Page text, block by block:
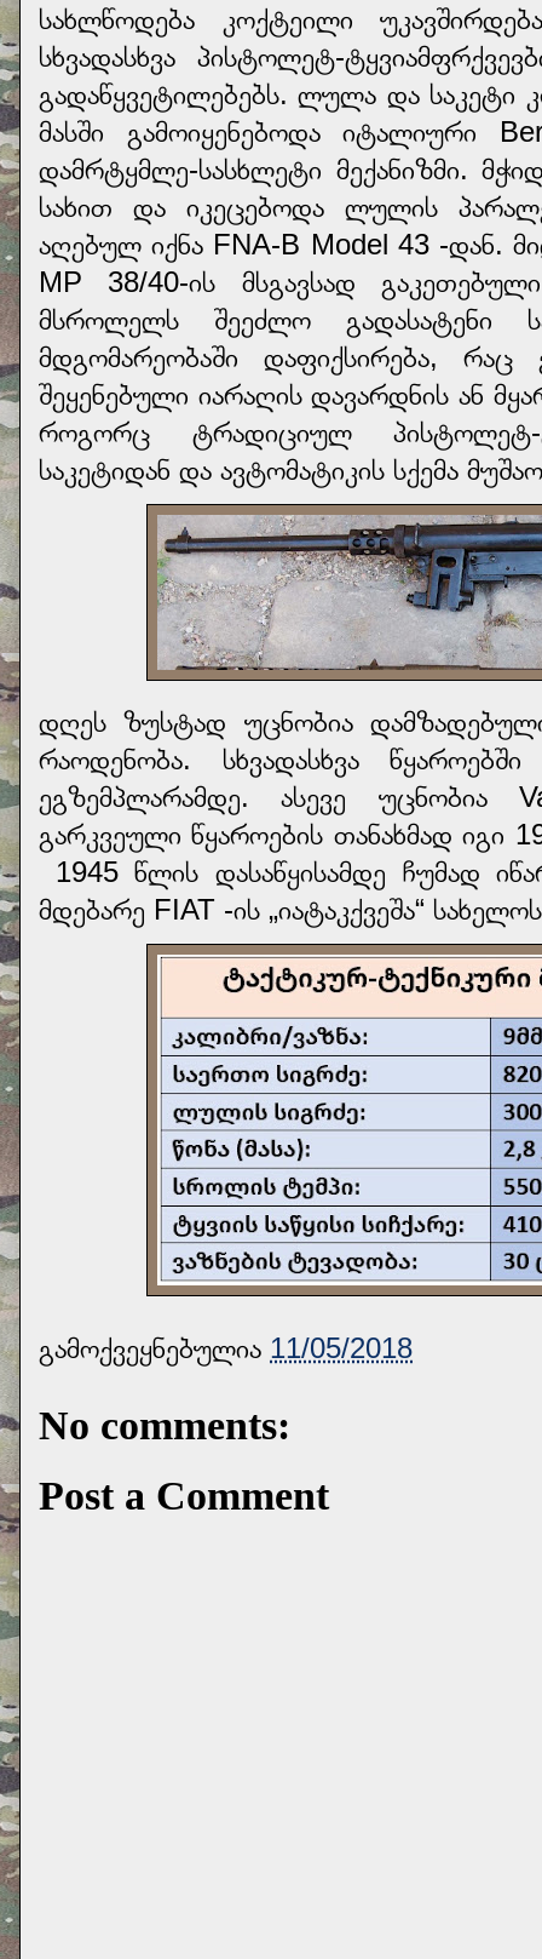
სახლწოდება კოქტეილი
სხვადასხვა პისტოლეტ-
გადაწყვეტილებებს. ლულა და საკეტი
მასში გამოიყენებოდა იტალიური
დამრტყმლე-სასხლეტი მექანიზმი.
სახით და იკეცებოდა ლულის
აღებულ იქნა FNA-B Model 43 -დან.
МР 38/40-ის მსგავსად
მსროლელს შეეძლო გადასატენი
მდგომარეობაში დაფიქსირება,
შეყენებული იარაღის დავარდნის ან
როგორც ტრადიციულ პისტოლეტ-
საკეტიდან და ავტომატიკის სქემა
დღეს ზუსტად უცნობია
რაოდენობა. სხვადასხვა
ეგზემპლარამდე. ასევე უცნობია
გარკვეული წყაროების თანახმად
1945 წლის დასაწყისამდე ჩუმად
მდებარე FIAT -ის „იატაკქვეშა“
გამოქვეყნებულია 11/05/2018
No comments:
Post a Comment